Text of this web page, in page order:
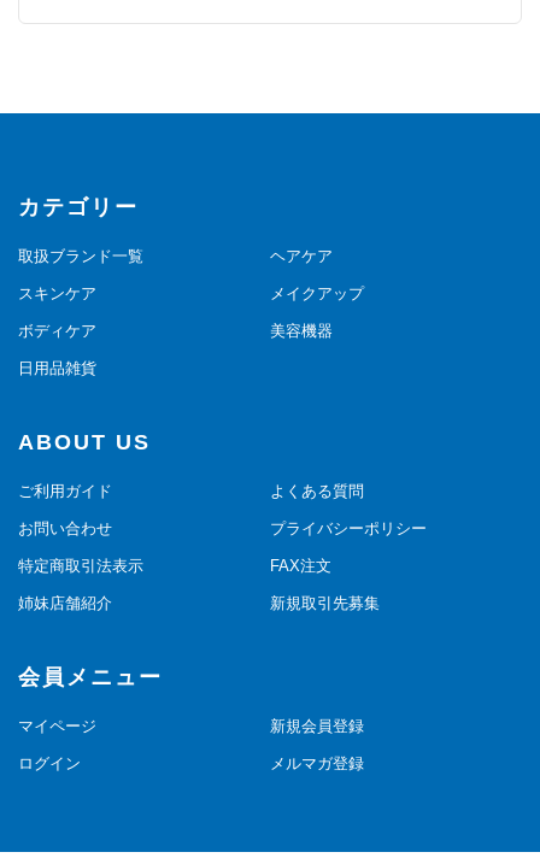
カテゴリー
取扱ブランド一覧 ヘアケア
スキンケア メイクアップ
ボディケア 美容機器
日用品雑貨
ABOUT US
ご利用ガイド よくある質問
お問い合わせ プライバシーポリシー
特定商取引法表示 FAX注文
姉妹店舗紹介 新規取引先募集
会員メニュー
マイページ 新規会員登録
ログイン メルマガ登録